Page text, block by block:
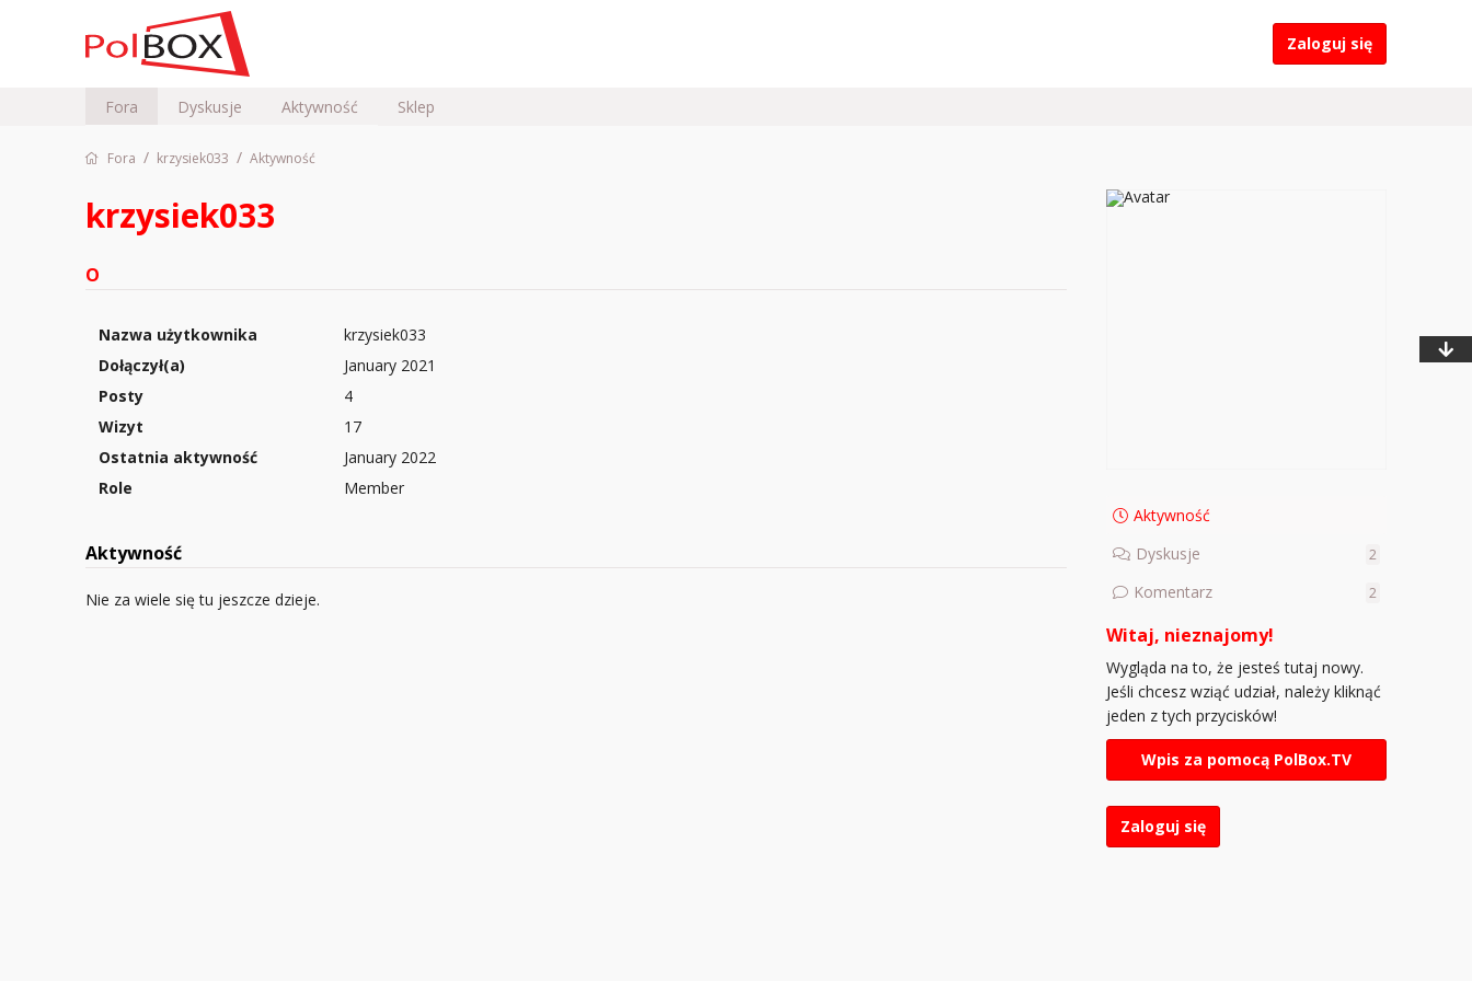
Zaloguj się
Fora Dyskusje Aktywność Sklep
Fora / krzysiek033 / Aktywność
krzysiek033
O
Nazwa użytkownika
krzysiek033
Dołączył(a)
January 2021
Posty
4
Wizyt
17
Ostatnia aktywność
January 2022
Role
Member
Aktywność
Nie za wiele się tu jeszcze dzieje.
Aktywność
Dyskusje
2
Komentarz 2
Witaj, nieznajomy!
Wygląda na to, że jesteś tutaj nowy.
Jeśli chcesz wziąć udział, należy kliknąć
jeden z tych przycisków!
Wpis za pomocą PolBox.TV
Zaloguj się